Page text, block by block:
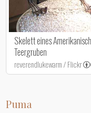
Skelett eines
Teergruben
reverendlukewarm / Flickr
Puma